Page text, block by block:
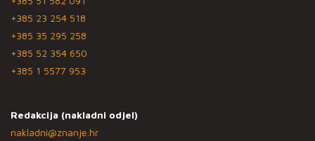
+385 23 254 518
+385 35 295 258
+385 52 354 650
+385 1 5577 953
Redakcija (nakladni odjel)
nakladni@znanje.hr